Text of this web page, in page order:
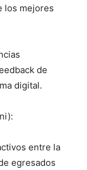
los mejores
de
digital.
entre la
egresados